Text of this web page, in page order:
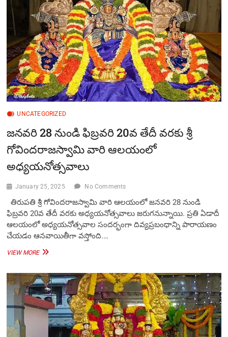
UNCATEGORIZED
జ‌న‌వ‌రి 28 నుండి ఫిబ్ర‌వ‌రి 20వ తేదీ వ‌ర‌కు శ్రీ
గోవింద‌రాజస్వామి వారి ఆల‌యంలో
అధ్య‌య‌నోత్స‌వాలు
January 25, 2025 No Comments
తిరుపతి శ్రీ గోవిందరాజస్వామి వారి ఆలయంలో జ‌న‌వ‌రి 28 నుండి
ఫిబ్ర‌వ‌రి 20వ తేదీ వ‌ర‌కు అధ్యయనోత్సవాలు జ‌రుగ‌నున్నాయి. ప్ర‌తి ఏడాదీ
ఆలయంలో అధ్య‌య‌నోత్స‌వాల సంద‌ర్భంగా దివ్యప్రబంధాన్ని పారాయణం
చేయడం ఆనవాయితీగా వస్తోంది.…
VIEW MOREజ‌న‌వ‌రి
ఫిబ్ర‌వ‌రి
20వ
తేదీ
వ‌ర‌కు
గోవింద‌రాజస్వామి